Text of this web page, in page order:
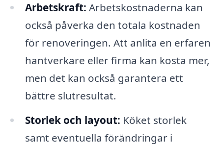
Arbetskraft: Arbetskostnaderna kan
också påverka den totala kostnaden
för renoveringen. Att anlita en erfaren
hantverkare eller firma kan kosta mer,
men det kan också garantera ett
bättre slutresultat.
Storlek och layout: Köket storlek
samt eventuella förändringar i